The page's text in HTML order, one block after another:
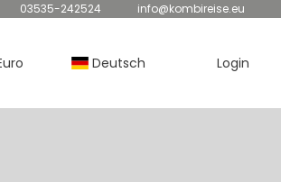
03535-242524 info@kombireise.eu
Deutsch Login